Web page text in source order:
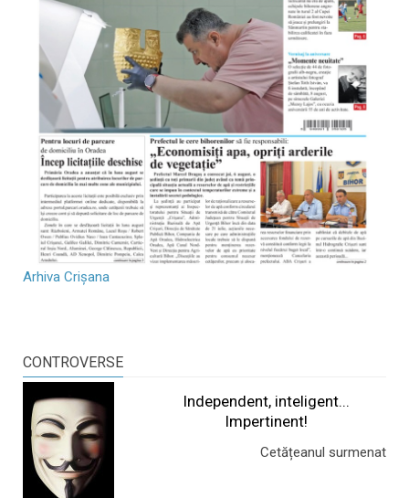
Arhiva Crișana
CONTROVERSE
Independent, inteligent...
Impertinent!
Cetățeanul surmenat